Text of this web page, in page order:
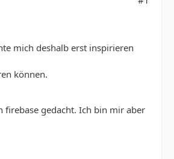
mich deshalb erst inspirieren
können.
firebase gedacht. Ich bin mir aber